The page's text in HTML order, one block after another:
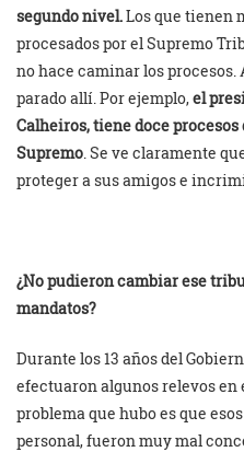
segundo nivel.Los que tienen
procesados por el Supremo
no hace caminar los
parado allí. Por ejemplo,el
Calheiros, tiene doce
Supremo . Se ve claramente
proteger a sus amigos e
¿No pudieron cambiar ese
mandatos?
Durante los 13 años del
efectuaron algunos relevos en
problema que hubo es que
personal, fueron muy mal